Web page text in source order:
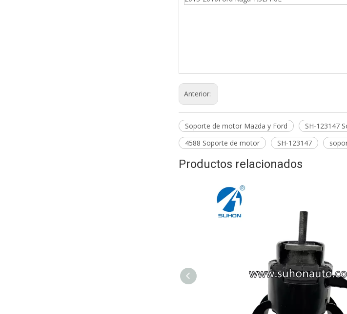
Anterior:
Soporte de motor Mazda y Ford SH-123147
4588 Soporte de motor
SH-123147
Productos relacionados